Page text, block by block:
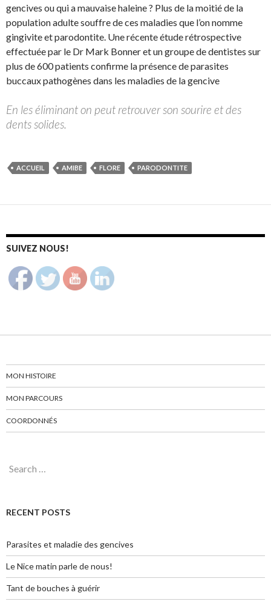
gencives ou qui a mauvaise haleine ? Plus de la moitié de la
population adulte souffre de ces maladies que l’on nomme
gingivite et parodontite. Une récente étude rétrospective
effectuée par le Dr Mark Bonner et un groupe de dentistes sur
plus de 600 patients confirme la présence de parasites
buccaux pathogènes dans les maladies de la gencive
En les éliminant on peut retrouver son sourire et des
dents solides.
ACCUEIL AMIBE FLORE PARODONTITE
SUIVEZ NOUS!
MON HISTOIRE
MON PARCOURS
COORDONNÉS
Search for:
RECENT POSTS
Parasites et maladie des gencives
Le Nice matin parle de nous!
Tant de bouches à guérir